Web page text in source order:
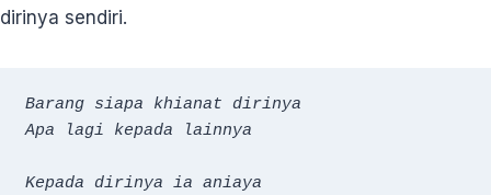
dirinya sendiri.
Barang siapa khianat dirinya
Apa lagi kepada lainnya
Kepada dirinya ia aniaya